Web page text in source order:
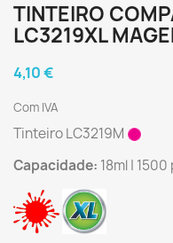
TINTEIRO
LC3219XL
4,10 €
Com IVA
Tinteiro LC3219M
Capacidade: 18ml |